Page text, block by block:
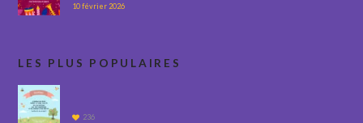
10 février 2026
LES PLUS POPULAIRES
236